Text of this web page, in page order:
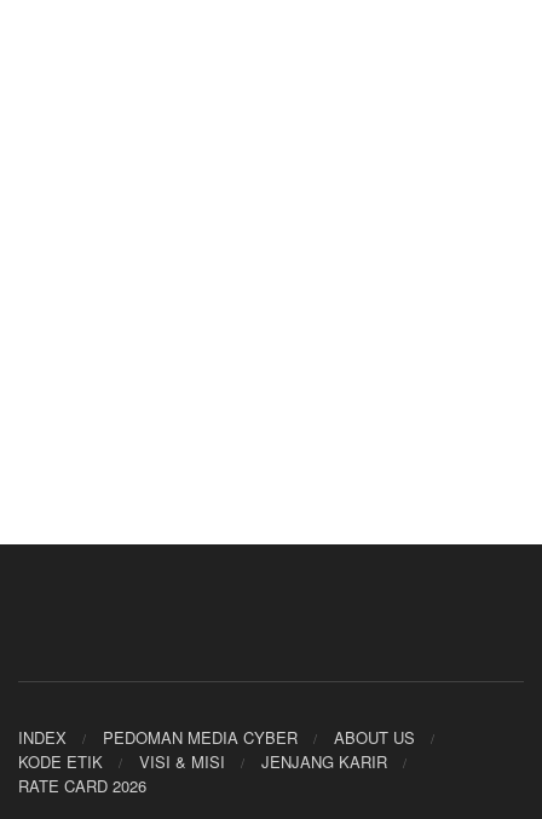
INDEX PEDOMAN MEDIA CYBER
ABOUT US
KODE ETIK
VISI & MISI
JENJANG KARIR
RATE CARD 2026